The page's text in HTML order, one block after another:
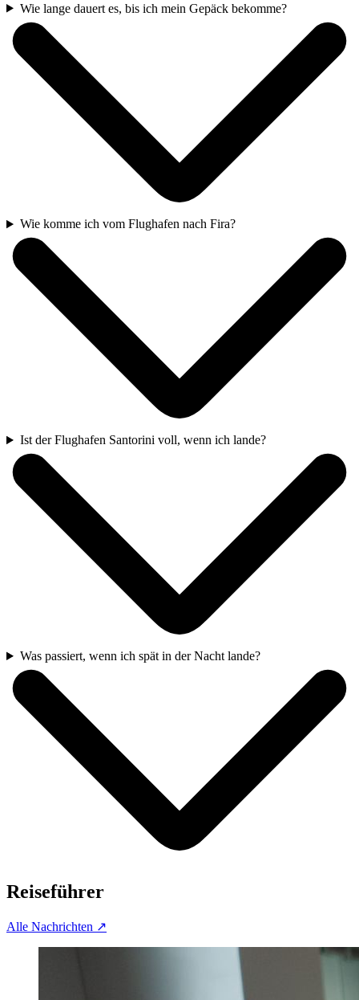
Wie lange dauert es, bis ich mein Gepäck bekomme?
Wie komme ich vom Flughafen nach Fira?
Ist der Flughafen Santorini voll, wenn ich lande?
Was passiert, wenn ich spät in der Nacht lande?
Reiseführer
Alle Nachrichten ↗